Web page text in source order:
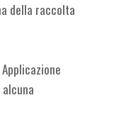
della raccolta